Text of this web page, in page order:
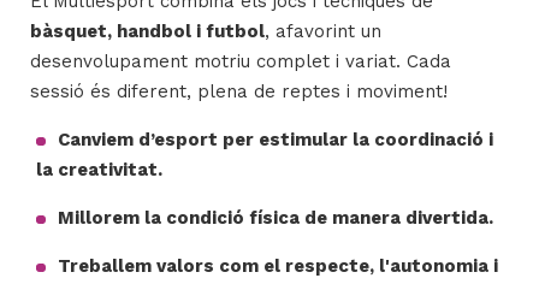
bàsquet, handbol i futbol, afavorint un
desenvolupament motriu complet i variat. Cada
sessió és diferent, plena de reptes i moviment!
Canviem d’esport per estimular la coordinació i
la creativitat.
Millorem la condició física de manera divertida.
Treballem valors com el respecte, l'autonomia i